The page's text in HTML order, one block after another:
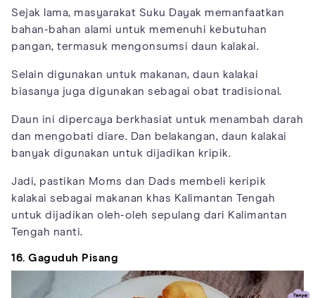
Sejak lama, masyarakat Suku Dayak memanfaatkan
bahan-bahan alami untuk memenuhi kebutuhan
pangan, termasuk mengonsumsi daun kalakai.
Selain digunakan untuk makanan, daun kalakai
biasanya juga digunakan sebagai obat tradisional.
Daun ini dipercaya berkhasiat untuk menambah darah
dan mengobati diare. Dan belakangan, daun kalakai
banyak digunakan untuk dijadikan kripik.
Jadi, pastikan Moms dan Dads membeli keripik
kalakai sebagai makanan khas Kalimantan Tengah
untuk dijadikan oleh-oleh sepulang dari Kalimantan
Tengah nanti.
16. Gaguduh Pisang